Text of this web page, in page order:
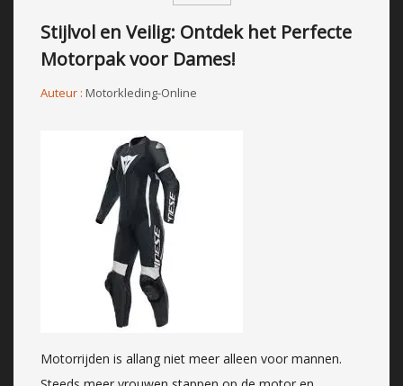
Stijlvol en Veilig: Ontdek het Perfecte
Motorpak voor Dames!
Auteur : Motorkleding-Online
Motorrijden is allang niet meer alleen voor mannen.